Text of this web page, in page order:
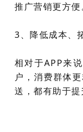
推广营销更方便
3、降低成本、
相对于APP来
户，消费群体
送，都有助于提